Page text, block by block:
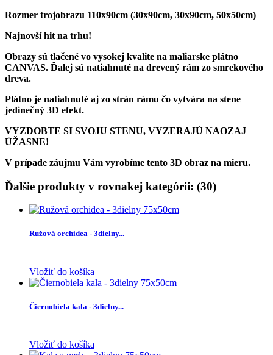
Rozmer trojobrazu 110x90cm (30x90cm, 30x90cm, 50x50cm)
Najnovší hit na trhu!
Obrazy sú tlačené vo vysokej kvalite na maliarske plátno
CANVAS. Ďalej sú natiahnuté na drevený rám zo smrekového
dreva.
Plátno je natiahnuté aj zo strán rámu čo vytvára na stene
jedinečný 3D efekt.
VYZDOBTE SI SVOJU STENU, VYZERAJÚ NAOZAJ
ÚŽASNE!
V prípade záujmu Vám vyrobíme tento 3D obraz na mieru.
Ďalšie produkty v rovnakej kategórii: (30)
Ružová orchidea - 3dielny...
Vložiť do košíka
Čiernobiela kala - 3dielny...
Vložiť do košíka